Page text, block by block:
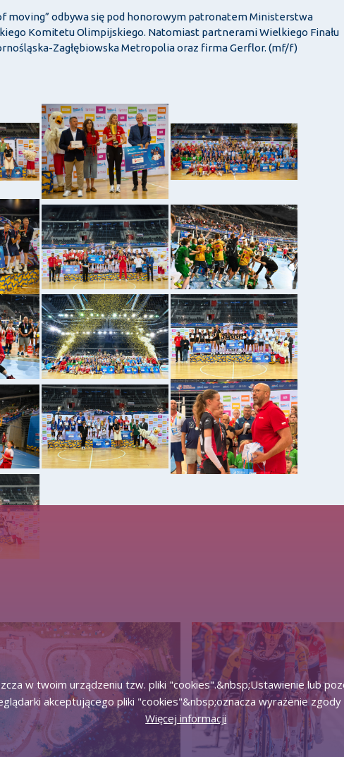
of moving” odbywa się pod honorowym patronatem Ministerstwa
Komitetu Olimpijskiego. Natomiast partnerami Wielkiego Finału
Zagłębiowska Metropolia oraz firma Gerflor. (mf/f)
w twoim urządzeniu tzw. pliki "cookies".&nbsp;Ustawienie lub
akceptującego pliki "cookies"&nbsp;oznacza wyrażenie zgody
Więcej informacji